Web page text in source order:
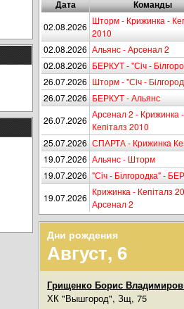
Дата Команды
02.08.2026
Шторм - Крижинка -
2010
02.08.2026 Альянс - Арсенал 2
02.08.2026 БЕРКУТ - "Сiч -
26.07.2026 Шторм - "Сiч -
26.07.2026 БЕРКУТ - Альянс
26.07.2026
Арсенал 2 - Крижинка -
Кепіталз 2010
25.07.2026 СПАРТА - Крижинка
19.07.2026 Альянс - Шторм
19.07.2026 "Сiч - Білгородка" -
19.07.2026
Крижинка - Кепіталз
Арсенал 2
Дни рождения
Август, 6
Грищенко Борис
ХК "Вышгород", Зщ, 75